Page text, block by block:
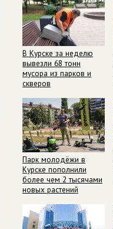
В Курске за неделю
вывезли 68 тонн
мусора из парков и
скверов
Парк молодёжи в
Курске пополнили
более чем 2 тысячами
новых растений